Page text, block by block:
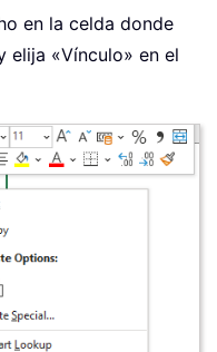
en la celda donde
elija «Vínculo» en el